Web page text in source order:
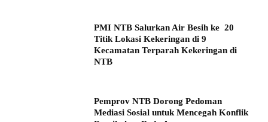
PMI NTB Salurkan Air Besih ke 20
Titik Lokasi Kekeringan di 9
Kecamatan Terparah Kekeringan di
NTB
Pemprov NTB Dorong Pedoman
Mediasi Sosial untuk Mencegah Konflik